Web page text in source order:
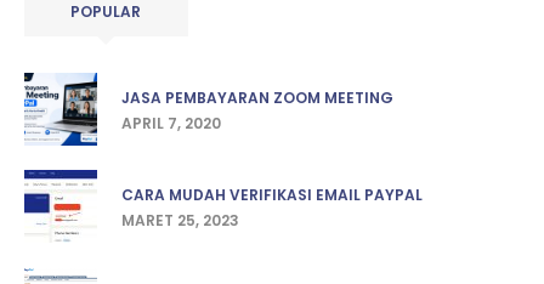
POPULAR
JASA PEMBAYARAN ZOOM MEETING
APRIL 7, 2020
CARA MUDAH VERIFIKASI EMAIL PAYPAL
MARET 25, 2023